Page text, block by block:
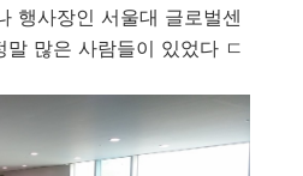
행사장인 서울대 글로벌센
많은 사람들이 있었다 ㄷ